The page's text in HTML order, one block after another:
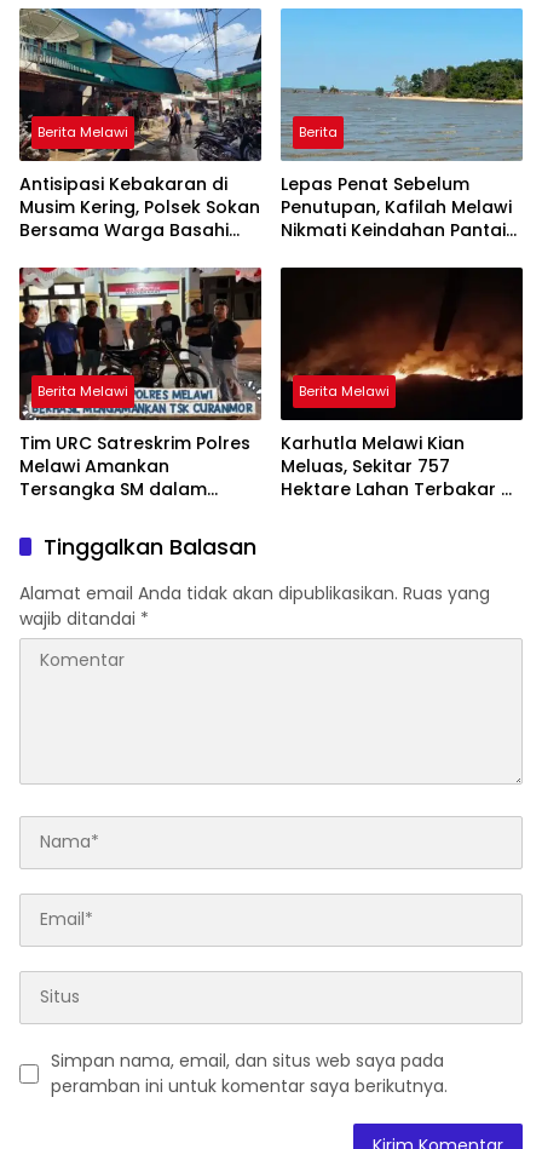
Tingkatkan Kewaspadaan
Berita Melawi
Antisipasi Kebakaran di
Musim Kering, Polsek Sokan
Bersama Warga Basahi
Berita
Lepas Penat Sebelum
Penutupan, Kafilah Melawi
Nikmati Keindahan Pantai
Berita Melawi
Tim URC Satreskrim Polres
Melawi Amankan
Tersangka SM dalam
Paal
Berita Melawi
Karhutla Melawi Kian
Meluas, Sekitar 757
Hektare Lahan Terbakar di
Tinggalkan Balasan
Alamat email Anda tidak akan dipublikasikan. Ruas yang
wajib ditandai *
Simpan nama, email, dan situs web saya pada
peramban ini untuk komentar saya berikutnya.